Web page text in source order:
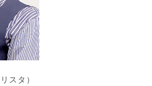
スタ）